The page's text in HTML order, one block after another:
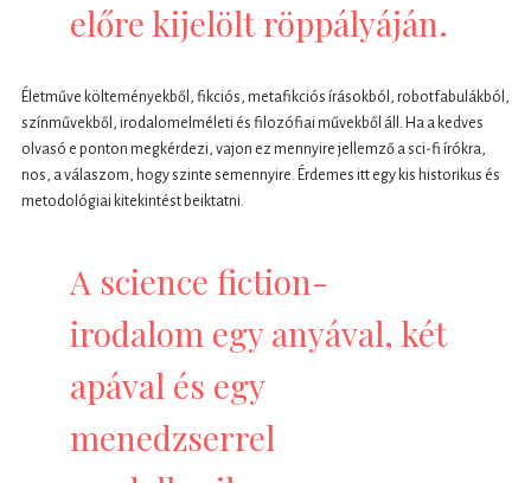
előre kijelölt röppályáján.
Életműve költeményekből, fikciós, metafikciós írásokból, robotfabulákból,
színművekből, irodalomelméleti és filozófiai művekből áll. Ha a kedves
olvasó e ponton megkérdezi, vajon ez mennyire jellemző a sci-fi írókra,
nos, a válaszom, hogy szinte semennyire. Érdemes itt egy kis historikus és
metodológiai kitekintést beiktatni.
A science fiction-
irodalom egy anyával, két
apával és egy
menedzserrel